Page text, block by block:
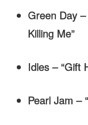
Green Day
Killing Me”
Idles – “Gift
Pearl Jam –